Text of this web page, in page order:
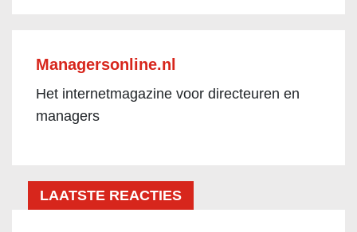
Managersonline.nl
Het internetmagazine voor directeuren en
managers
LAATSTE REACTIES